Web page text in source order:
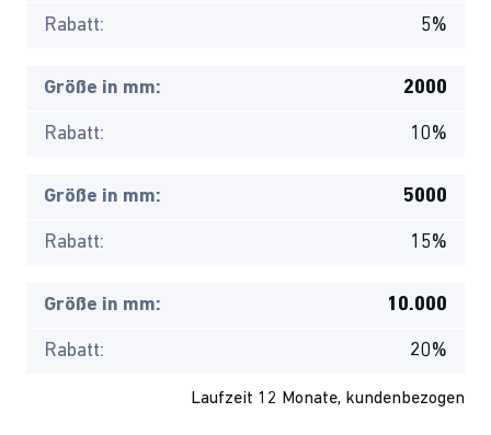
Rabatt: 5%
Größe in mm: 2000
Rabatt: 10%
Größe in mm: 5000
Rabatt: 15%
Größe in mm: 10.000
Rabatt: 20%
Laufzeit 12 Monate, kundenbezogen